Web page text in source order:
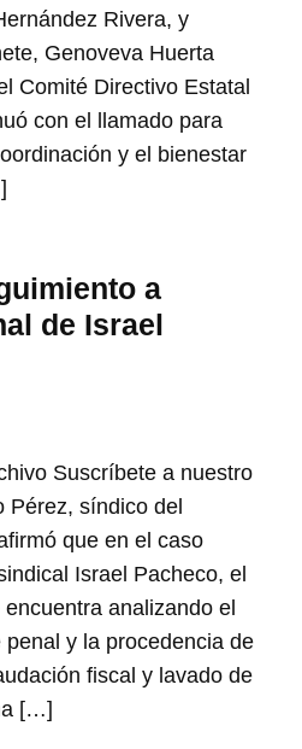
Rivera, y
Genoveva Huerta
Comité Directivo Estatal
con el llamado para
y el bienestar
a
de Israel
Suscríbete a nuestro
Pérez, síndico del
que en el caso
Israel Pacheco, el
analizando el
y la procedencia de
fiscal y lavado de
[…]